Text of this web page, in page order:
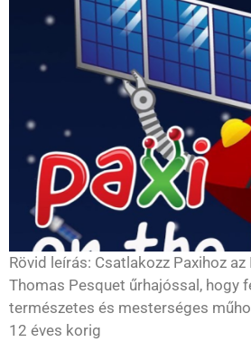
Rövid leírás: Csatlakozz Paxihoz az
Thomas Pesquet űrhajóssal, hogy
természetes és mesterséges
12 éves korig